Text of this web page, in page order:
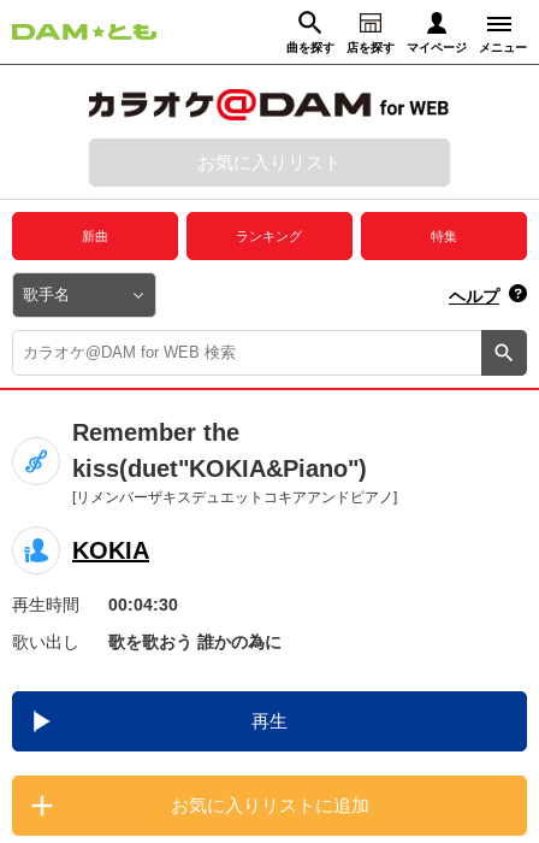
曲を探す 店を探す マイページ メニュー
動画からさがす 録音からさがす
ログイン
プレミアムサービス
DAM★とも動画
DAM★とも録音
カラオケ＠DAM
ユーザー検索
お知らせ
自宅でカラオケ歌い放題！
お気に入りリスト
新曲 ランキング 特集
ヘルプ
Remember the
kiss(duet"KOKIA&Piano")
[リメンバーザキスデュエットコキアアンドピアノ]
KOKIA
再生時間
00:04:30
歌い出し
歌を歌おう 誰かの為に
再生
お気に入りリストに追加